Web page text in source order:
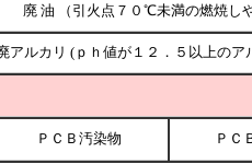
廃 油 （引火点７０℃未満の燃焼し
アルカリ (ｐｈ値が１２．５以上のア
ＰＣＢ汚染物 ＰＣ